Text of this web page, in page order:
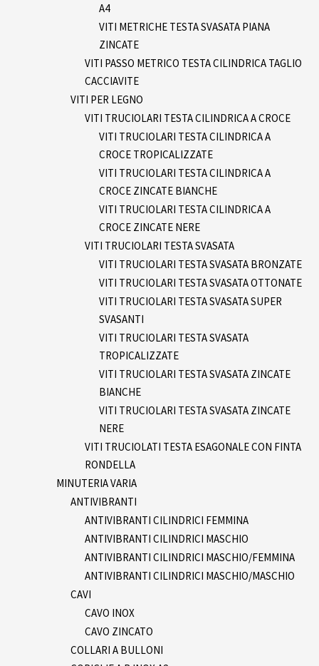
A4
VITI METRICHE TESTA SVASATA PIANA
ZINCATE
VITI PASSO METRICO TESTA CILINDRICA TAGLIO
CACCIAVITE
VITI PER LEGNO
VITI TRUCIOLARI TESTA CILINDRICA A CROCE
VITI TRUCIOLARI TESTA CILINDRICA A
CROCE TROPICALIZZATE
VITI TRUCIOLARI TESTA CILINDRICA A
CROCE ZINCATE BIANCHE
VITI TRUCIOLARI TESTA CILINDRICA A
CROCE ZINCATE NERE
VITI TRUCIOLARI TESTA SVASATA
VITI TRUCIOLARI TESTA SVASATA BRONZATE
VITI TRUCIOLARI TESTA SVASATA OTTONATE
VITI TRUCIOLARI TESTA SVASATA SUPER
SVASANTI
VITI TRUCIOLARI TESTA SVASATA
TROPICALIZZATE
VITI TRUCIOLARI TESTA SVASATA ZINCATE
BIANCHE
VITI TRUCIOLARI TESTA SVASATA ZINCATE
NERE
VITI TRUCIOLATI TESTA ESAGONALE CON FINTA
RONDELLA
MINUTERIA VARIA
ANTIVIBRANTI
ANTIVIBRANTI CILINDRICI FEMMINA
ANTIVIBRANTI CILINDRICI MASCHIO
ANTIVIBRANTI CILINDRICI MASCHIO/FEMMINA
ANTIVIBRANTI CILINDRICI MASCHIO/MASCHIO
CAVI
CAVO INOX
CAVO ZINCATO
COLLARI A BULLONI